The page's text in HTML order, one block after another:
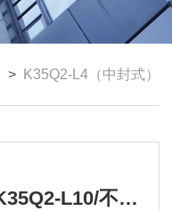
> K35Q2-L4（中封式）
K35Q2-L4（中封式） /K35Q2-L6/K35Q2-L8/K35Q2-L10/不供油板接式气控换向阀 无锡市气动元件总厂